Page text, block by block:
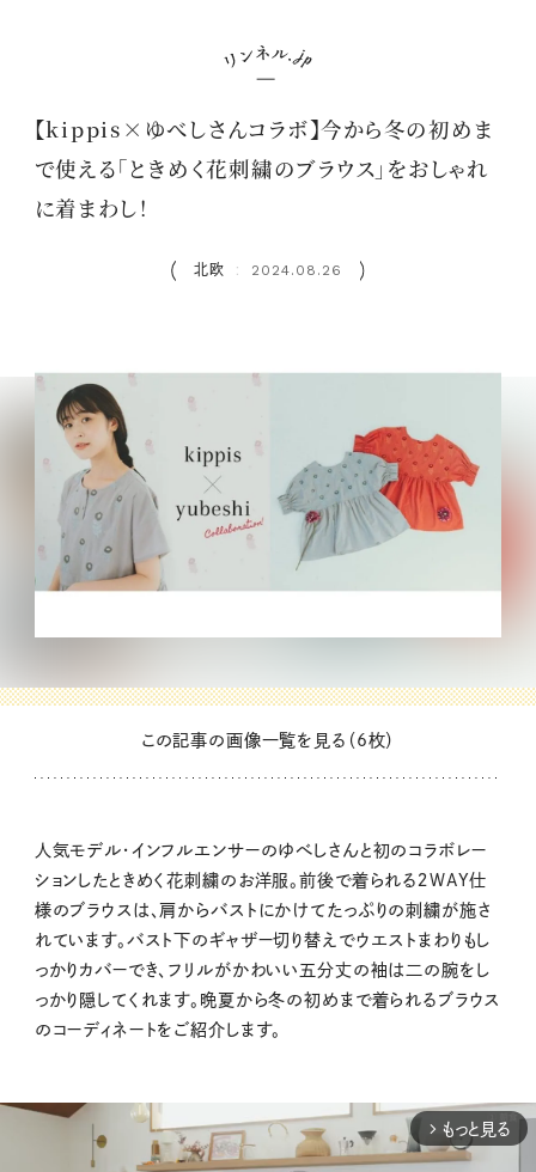
【kippis×ゆべしさんコラボ】今から冬の初めま
で使える「ときめく花刺繍のブラウス」をおしゃれ
に着まわし！
北欧 ： 2024.08.26
この記事の画像一覧を見る（6枚）
人気モデル・インフルエンサーのゆべしさんと初のコラボレー
ションしたときめく花刺繍のお洋服。前後で着られる２WAY仕
様のブラウスは、肩からバストにかけてたっぷりの刺繍が施さ
れています。バスト下のギャザー切り替えでウエストまわりもし
っかりカバーでき、フリルがかわいい五分丈の袖は二の腕をし
っかり隠してくれます。晩夏から冬の初めまで着られるブラウス
のコーディネートをご紹介します。
arrow_forward_ios もっと見る